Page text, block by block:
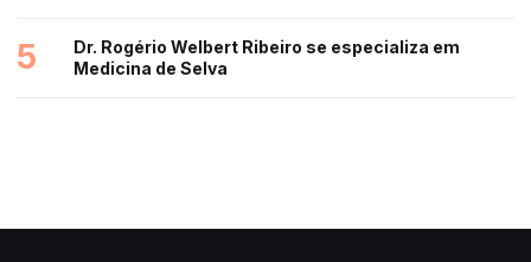
5
Dr. Rogério Welbert Ribeiro se especializa em
Medicina de Selva